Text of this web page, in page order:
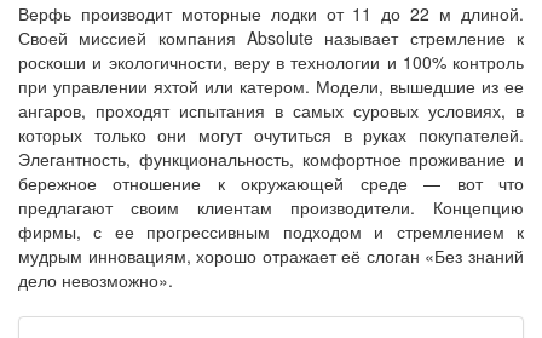
Верфь производит моторные лодки от 11 до 22 м длиной.
Своей миссией компания Absolute называет стремление к
роскоши и экологичности, веру в технологии и 100% контроль
при управлении яхтой или катером. Модели, вышедшие из ее
ангаров, проходят испытания в самых суровых условиях, в
которых только они могут очутиться в руках покупателей.
Элегантность, функциональность, комфортное проживание и
бережное отношение к окружающей среде — вот что
предлагают своим клиентам производители. Концепцию
фирмы, с ее прогрессивным подходом и стремлением к
мудрым инновациям, хорошо отражает её слоган «Без знаний
дело невозможно».